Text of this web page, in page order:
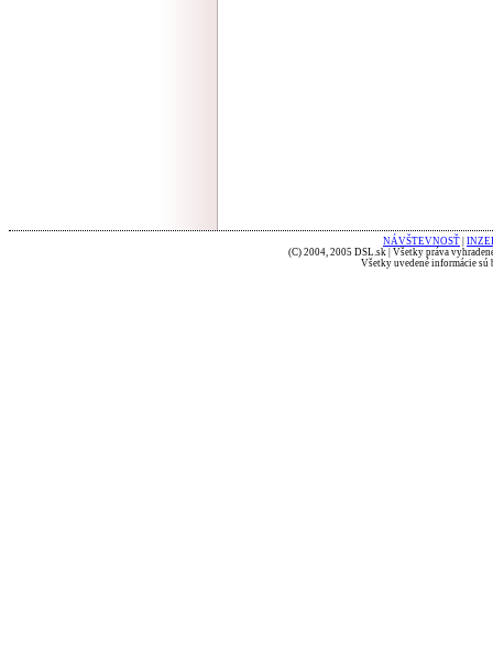
NÁVŠTEVNOSŤ
(C) 2004, 2005 DSL.sk | Všetky práva
Všetky uvedené informácie sú